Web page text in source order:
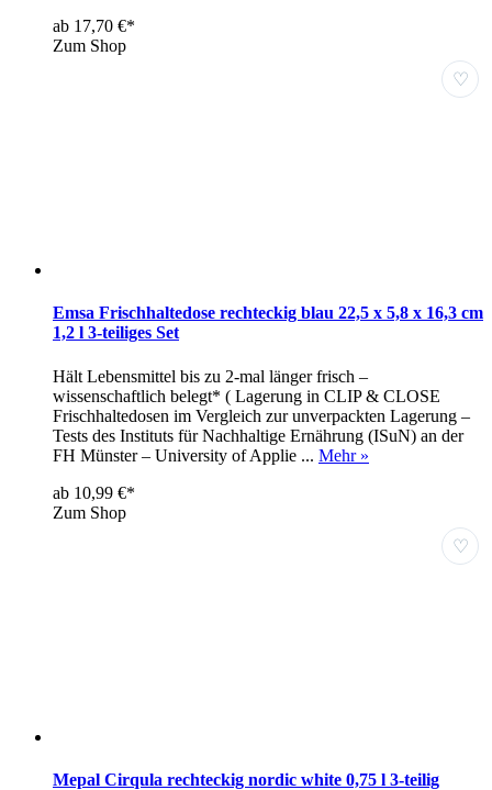
ab 17,70 €*
Zum Shop
♡
Emsa Frischhaltedose rechteckig blau 22,5 x 5,8 x 16,3 cm
1,2 l 3-teiliges Set
Hält Lebensmittel bis zu 2-mal länger frisch –
wissenschaftlich belegt* ( Lagerung in CLIP & CLOSE
Frischhaltedosen im Vergleich zur unverpackten Lagerung –
Tests des Instituts für Nachhaltige Ernährung (ISuN) an der
FH Münster – University of Applie ... Mehr »
ab 10,99 €*
Zum Shop
♡
Mepal Cirqula rechteckig nordic white 0,75 l 3-teilig